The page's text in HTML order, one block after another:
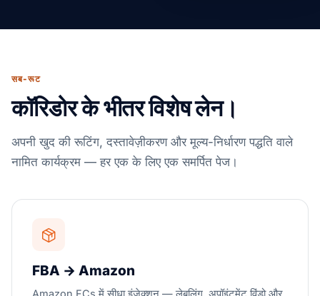
सब-रूट
कॉरिडोर के भीतर विशेष लेन।
अपनी खुद की रूटिंग, दस्तावेज़ीकरण और मूल्य-निर्धारण पद्धति वाले
नामित कार्यक्रम — हर एक के लिए एक समर्पित पेज।
FBA → Amazon
Amazon FCs में सीधा इंजेक्शन — लेबलिंग, अपॉइंटमेंट विंडो और